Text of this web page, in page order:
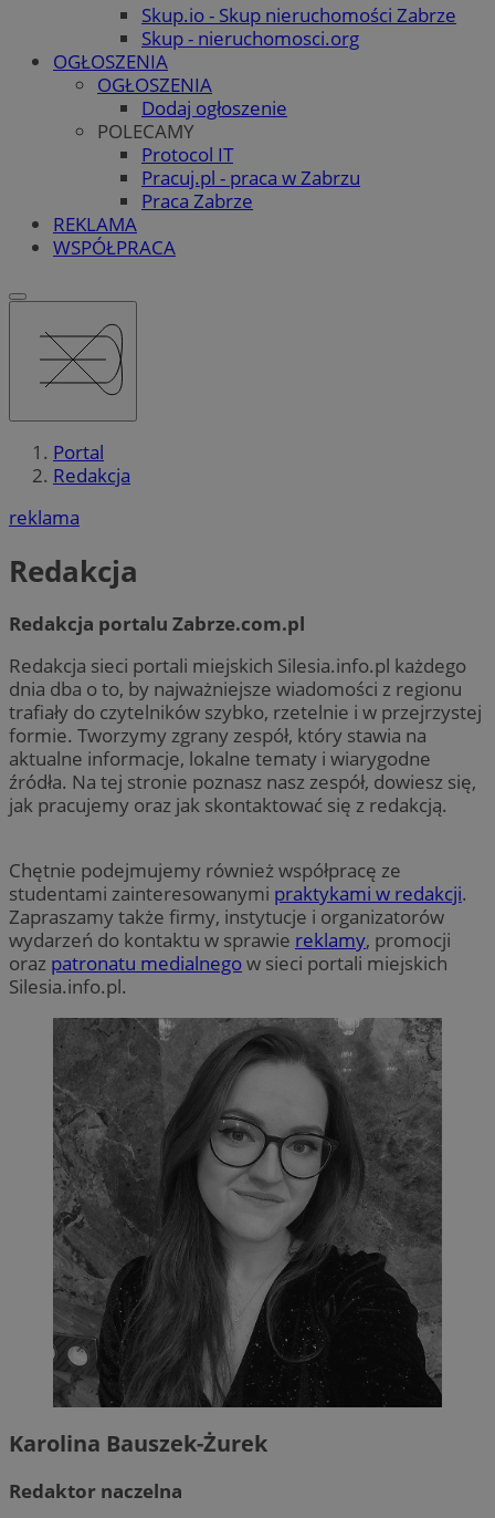
Skup.io - Skup nieruchomości Zabrze
Skup - nieruchomosci.org
OGŁOSZENIA
OGŁOSZENIA
Dodaj ogłoszenie
POLECAMY
Protocol IT
Pracuj.pl - praca w Zabrzu
Praca Zabrze
REKLAMA
WSPÓŁPRACA
Portal
Redakcja
reklama
Redakcja
Redakcja portalu Zabrze.com.pl
Redakcja sieci portali miejskich Silesia.info.pl każdego
dnia dba o to, by najważniejsze wiadomości z regionu
trafiały do czytelników szybko, rzetelnie i w przejrzystej
formie. Tworzymy zgrany zespół, który stawia na
aktualne informacje, lokalne tematy i wiarygodne
źródła. Na tej stronie poznasz nasz zespół, dowiesz się,
jak pracujemy oraz jak skontaktować się z redakcją.
Chętnie podejmujemy również współpracę ze
studentami zainteresowanymi praktykami w redakcji.
Zapraszamy także firmy, instytucje i organizatorów
wydarzeń do kontaktu w sprawie reklamy, promocji
oraz patronatu medialnegow sieci portali miejskich
Silesia.info.pl.
Karolina Bauszek-Żurek
Redaktor naczelna